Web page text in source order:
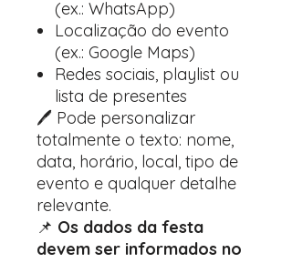
(ex.: WhatsApp)
Localização do evento
(ex.: Google Maps)
Redes sociais, playlist ou
lista de presentes
🖊️ Pode personalizar
totalmente o texto: nome,
data, horário, local, tipo de
evento e qualquer detalhe
relevante.
📌 Os dados da festa
devem ser informados no